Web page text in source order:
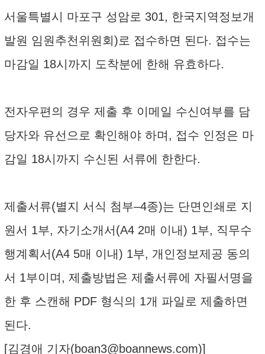
서울특별시 마포구 성암로 301, 한국지역정보개
발원 임원추천위원회)로 접수하면 된다. 접수는
마감일 18시까지 도착분에 한해 유효하다.
전자우편의 경우 제출 후 이메일 수신여부를 담
당자와 유선으로 확인해야 하며, 접수 인정은 마
감일 18시까지 수신된 서류에 한한다.
제출서류(별지 서식 첨부–4종)는 단면인쇄로 지
원서 1부, 자기소개서(A4 2매 이내) 1부, 직무수
행계획서(A4 5매 이내) 1부, 개인정보제공 동의
서 1부이며, 제출방법은 제출서류에 자필서명을
한 후 스캔해 PDF 형식의 1개 파일로 제출하면
된다.
[김경애 기자(boan3@boannews.com)]